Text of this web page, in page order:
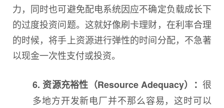
力，同时也可避免配电系统因应不确定负载成长下
的过度投资问题。这就好像刷卡理财，在利率合理
的时候，将手上资源进行弹性的时间分配，不急著
以现金一次性支付或投资。
6. 资源充裕性（Resource Adequacy）： 很
多地方开发新电厂并不那么容易，这时可以